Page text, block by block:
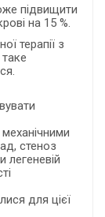
підвищити
на 15 %.
терапії з
стеноз
легеневій
для цієї